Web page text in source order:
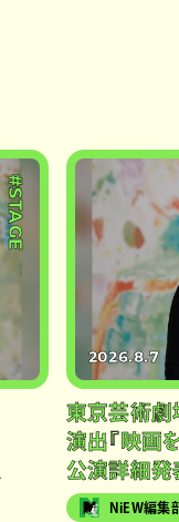
#STAGE
2026.8.7
東京芸術劇
演出『映画
公演詳細発
NiEW編集